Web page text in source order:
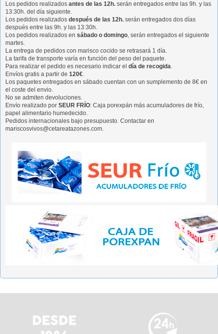
Los pedidos realizados antes de las 12h. serán entregados entre las 9h. y las
13:30h. del día siguiente.
Los pedidos realizados después de las 12h. serán entregados dos días
después entre las 9h. y las 13:30h.
Los pedidos realizados en sábado o domingo, serán entregados el siguiente
martes.
La entrega de pedidos con marisco cocido se retrasará 1 día.
La tarifa de transporte varía en función del peso del paquete.
Para realizar el pedido es necesario indicar el día de recogida.
Envíos gratis a partir de 120€.
Los paquetes entregados en sábado cuentan con un sumplemento de 8€ en
el coste del envio.
No se admiten devoluciones.
Envío realizado por SEUR FRÍO: Caja porexpán más acumuladores de frío,
papel alimentario humedecido.
Pedidos internacionales bajo presupuesto. Contactar en
mariscosvivos@cetareatazones.com.